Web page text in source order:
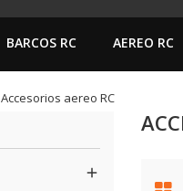
BARCOS RC AEREO RC
Accesorios aereo RC
